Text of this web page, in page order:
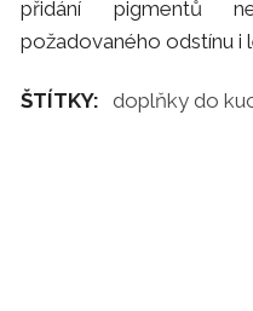
přidání pigmentů
požadovaného odstínu i
ŠTÍTKY: doplňky do